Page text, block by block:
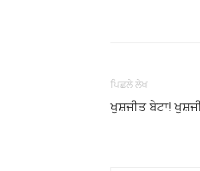
ਪਿਛਲੇ ਲੇਖ
ਖੁਸ਼ਜੀਤ ਬੇਟਾ!